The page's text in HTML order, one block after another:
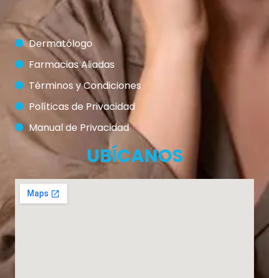
Dermatólogo
Farmacias Aliadas
Términos y Condiciones
Políticas de Privacidad
Manual de Privacidad
UBÍCANOS